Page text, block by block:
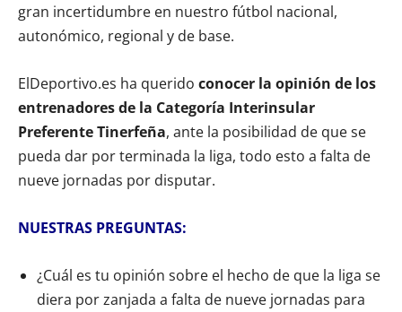
gran incertidumbre en nuestro fútbol nacional,
autonómico, regional y de base.
ElDeportivo.es ha querido conocer la opinión de los
entrenadores de la Categoría Interinsular
Preferente Tinerfeña, ante la posibilidad de que se
pueda dar por terminada la liga, todo esto a falta de
nueve jornadas por disputar.
NUESTRAS PREGUNTAS:
¿Cuál es tu opinión sobre el hecho de que la liga se
diera por zanjada a falta de nueve jornadas para